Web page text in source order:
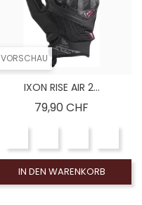
VORSCHAU
IXON RISE AIR 2...
79,90 CHF
IN DEN WARENKORB